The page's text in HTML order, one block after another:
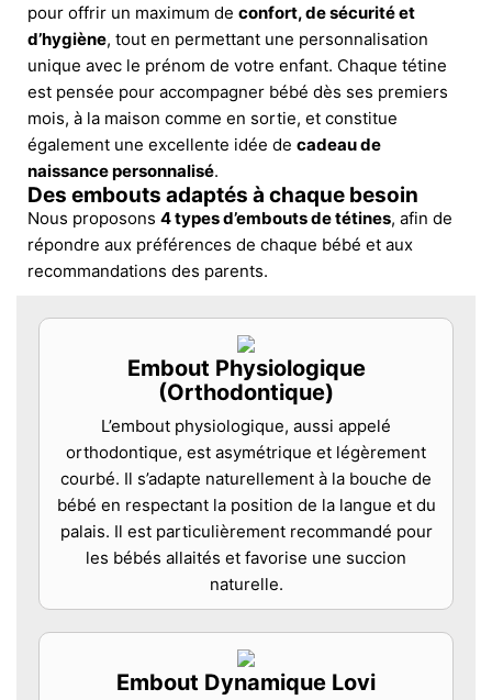
pour offrir un maximum de confort, de sécurité et
d’hygiène, tout en permettant une personnalisation
unique avec le prénom de votre enfant. Chaque tétine
est pensée pour accompagner bébé dès ses premiers
mois, à la maison comme en sortie, et constitue
également une excellente idée de cadeau de
naissance personnalisé.
Des embouts adaptés à chaque besoin
Nous proposons 4 types d’embouts de tétines, afin de
répondre aux préférences de chaque bébé et aux
recommandations des parents.
Embout Physiologique
(Orthodontique)
L’embout physiologique, aussi appelé
orthodontique, est asymétrique et légèrement
courbé. Il s’adapte naturellement à la bouche de
bébé en respectant la position de la langue et du
palais. Il est particulièrement recommandé pour
les bébés allaités et favorise une succion
naturelle.
Embout Dynamique Lovi